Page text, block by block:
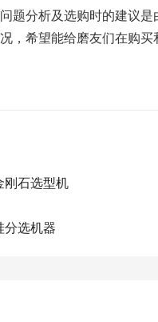
题分析及选购时的建议
，希望能给磨友们在购买
刚石选型机
分选机器